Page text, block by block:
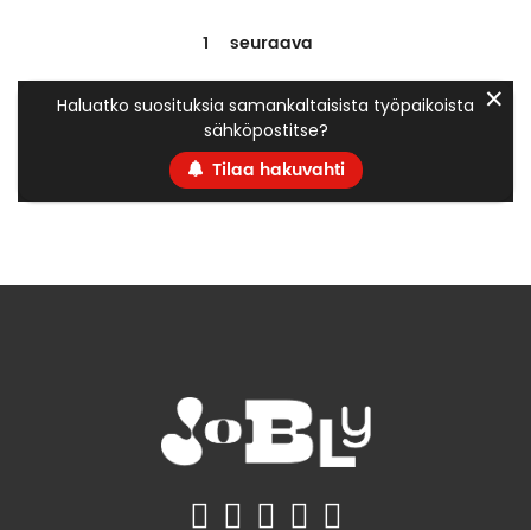
1 seuraava
Haluatko suosituksia samankaltaisista työpaikoista
sähköpostitse?
Tilaa hakuvahti
✕